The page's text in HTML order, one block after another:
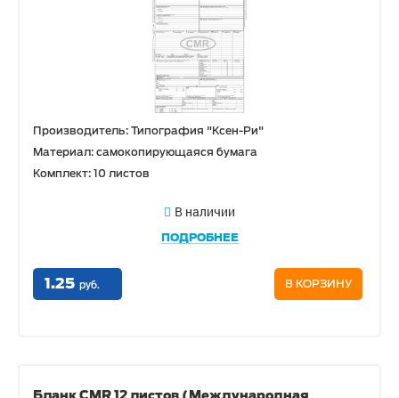
Производитель: Типография "Ксен-Ри"
Материал: самокопирующаяся бумага
Комплект: 10 листов
В наличии
ПОДРОБНЕЕ
1.25 руб. В КОРЗИНУ